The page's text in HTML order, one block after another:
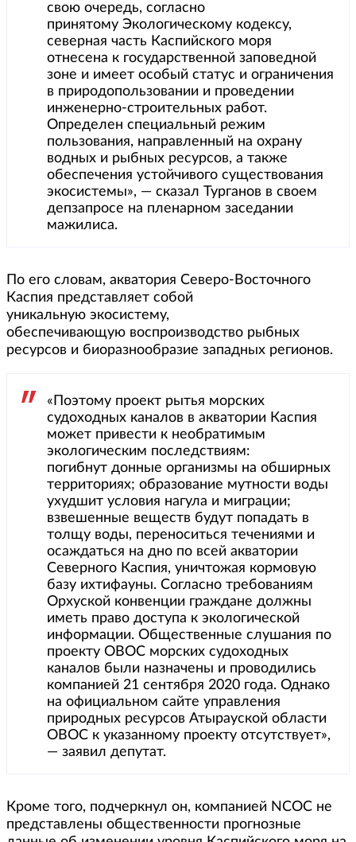
свою очередь, согласно
принятому Экологическому кодексу,
северная часть Каспийского моря
отнесена к государственной заповедной
зоне и имеет особый статус и ограничения
в природопользовании и проведении
инженерно-строительных работ.
Определен специальный режим
пользования, направленный на охрану
водных и рыбных ресурсов, а также
обеспечения устойчивого существования
экосистемы», — сказал Турганов в своем
депзапросе на пленарном заседании
мажилиса.
По его словам, акватория Северо-Восточного
Каспия представляет собой
уникальную экосистему,
обеспечивающую воспроизводство рыбных
ресурсов и биоразнообразие западных регионов.
«Поэтому проект рытья морских
судоходных каналов в акватории Каспия
может привести к необратимым
экологическим последствиям:
погибнут донные организмы на обширных
территориях; образование мутности воды
ухудшит условия нагула и миграции;
взвешенные веществ будут попадать в
толщу воды, переноситься течениями и
осаждаться на дно по всей акватории
Северного Каспия, уничтожая кормовую
базу ихтифауны. Согласно требованиям
Орхуской конвенции граждане должны
иметь право доступа к экологической
информации. Общественные слушания по
проекту ОВОС морских судоходных
каналов были назначены и проводились
компанией 21 сентября 2020 года. Однако
на официальном сайте управления
природных ресурсов Атырауской области
ОВОС к указанному проекту отсутствует»,
— заявил депутат.
Кроме того, подчеркнул он, компанией NCOC не
представлены общественности прогнозные